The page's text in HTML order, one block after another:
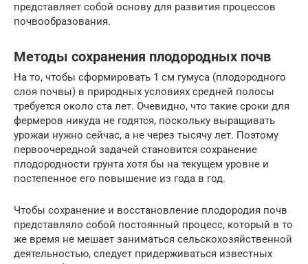
представляет собой основу для развития процессов
почвообразования.
Методы сохранения плодородных почв
На то, чтобы сформировать 1 см гумуса (плодородного
слоя почвы) в природных условиях средней полосы
требуется около ста лет. Очевидно, что такие сроки для
фермеров никуда не годятся, поскольку выращивать
урожаи нужно сейчас, а не через тысячу лет. Поэтому
первоочередной задачей становится сохранение
плодородности грунта хотя бы на текущем уровне и
постепенное его повышение из года в год.
Чтобы сохранение и восстановление плодородия почв
представляло собой постоянный процесс, который в то
же время не мешает заниматься сельскохозяйственной
деятельностью, следует придерживаться известных